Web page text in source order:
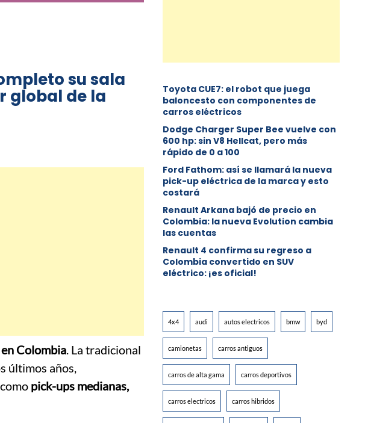
su sala
global de la
Colombia. La tradicional
últimos años,
pick-ups medianas,
Toyota CUE7: el robot que juega
baloncesto con componentes de
carros eléctricos
Dodge Charger Super Bee vuelve con
600 hp: sin V8 Hellcat, pero más
rápido de 0 a 100
Ford Fathom: así se llamará la nueva
pick-up eléctrica de la marca y esto
costará
Renault Arkana bajó de precio en
Colombia: la nueva Evolution cambia
las cuentas
Renault 4 confirma su regreso a
Colombia convertido en SUV
eléctrico: ¡es oficial!
4x4 audi autos electricos bmw byd
camionetas carros antiguos
carros de alta gama carros deportivos
carros electricos carros hibridos